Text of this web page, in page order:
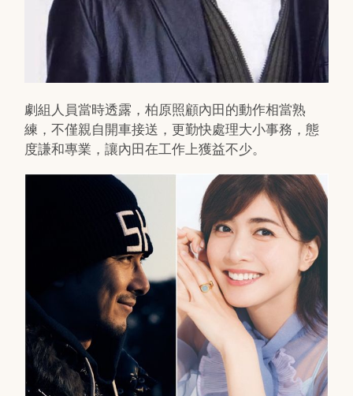
劇組人員當時透露，柏原照顧內田的動作相當熟
練，不僅親自開車接送，更勤快處理大小事務，態
度謙和專業，讓內田在工作上獲益不少。